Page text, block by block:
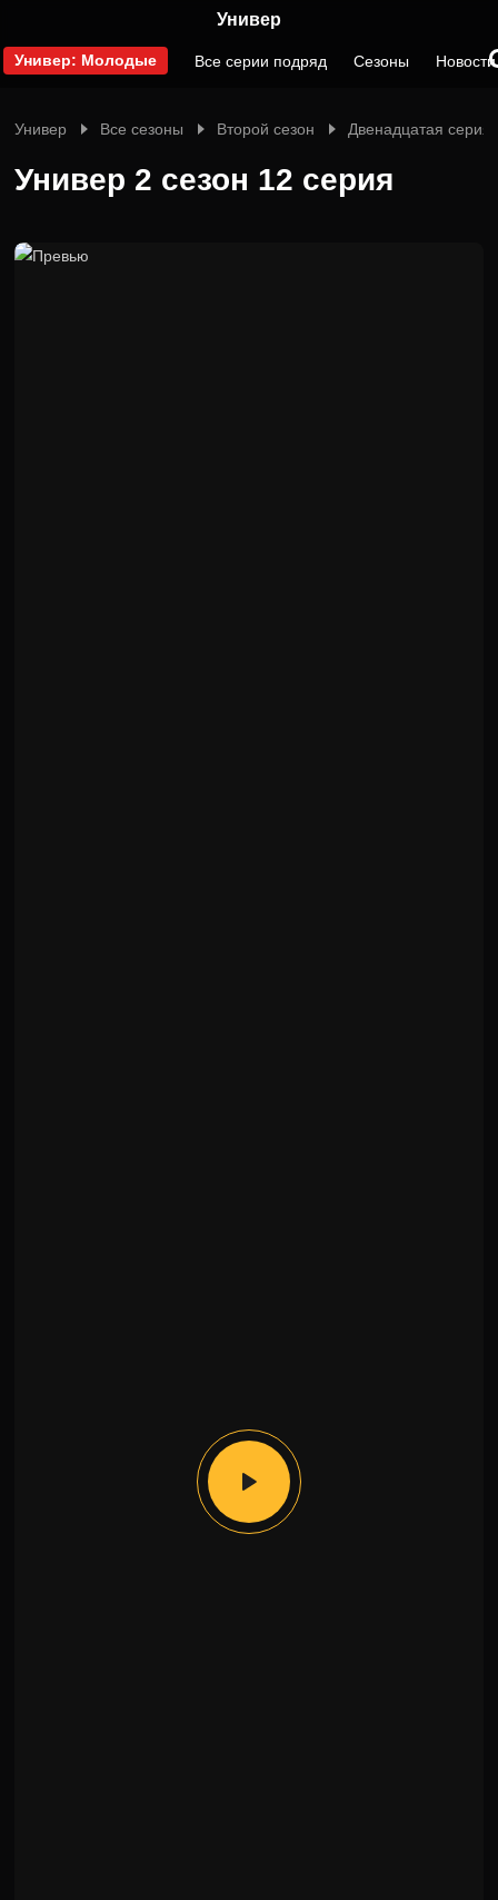
Универ
Универ: Молодые Все серии подряд Сезоны Новости
Универ Все сезоны Второй сезон Двенадцатая серия
Универ 2 сезон 12 серия